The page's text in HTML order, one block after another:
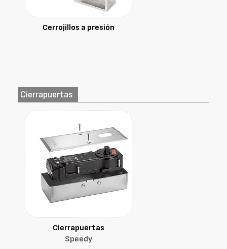
Cerrojillos a presión
Cierrapuertas
Cierrapuertas
Speedy